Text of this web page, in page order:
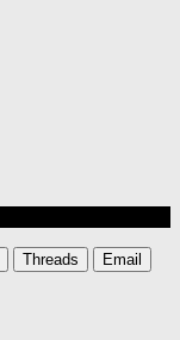
Threads Email